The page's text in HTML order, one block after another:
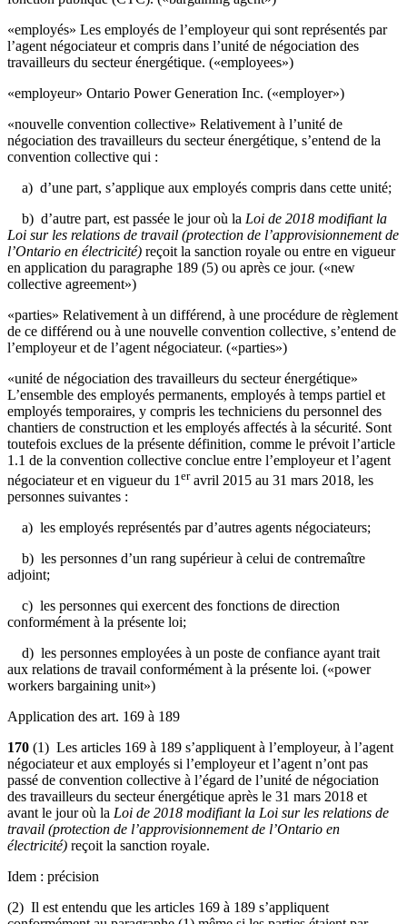
«employés» Les employés de l’employeur qui sont représentés par
l’agent négociateur et compris dans l’unité de négociation des
travailleurs du secteur énergétique. («employees»)
«employeur» Ontario Power Generation Inc. («employer»)
«nouvelle convention collective» Relativement à l’unité de
négociation des travailleurs du secteur énergétique, s’entend de la
convention collective qui :
a) d’une part, s’applique aux employés compris dans cette unité;
b) d’autre part, est passée le jour où la Loi de 2018 modifiant la
Loi sur les relations de travail (protection de l’approvisionnement de
l’Ontario en électricité) reçoit la sanction royale ou entre en vigueur
en application du paragraphe 189 (5) ou après ce jour. («new
collective agreement»)
«parties» Relativement à un différend, à une procédure de règlement
de ce différend ou à une nouvelle convention collective, s’entend de
l’employeur et de l’agent négociateur. («parties»)
«unité de négociation des travailleurs du secteur énergétique»
L’ensemble des employés permanents, employés à temps partiel et
employés temporaires, y compris les techniciens du personnel des
chantiers de construction et les employés affectés à la sécurité. Sont
toutefois exclues de la présente définition, comme le prévoit l’article
1.1 de la convention collective conclue entre l’employeur et l’agent
négociateur et en vigueur du 1 eravril 2015 au 31 mars 2018, les
personnes suivantes :
a) les employés représentés par d’autres agents négociateurs;
b) les personnes d’un rang supérieur à celui de contremaître
adjoint;
c) les personnes qui exercent des fonctions de direction
conformément à la présente loi;
d) les personnes employées à un poste de confiance ayant trait
aux relations de travail conformément à la présente loi. («power
workers bargaining unit»)
Application des art. 169 à 189
170 (1) Les articles 169 à 189 s’appliquent à l’employeur, à l’agent
négociateur et aux employés si l’employeur et l’agent n’ont pas
passé de convention collective à l’égard de l’unité de négociation
des travailleurs du secteur énergétique après le 31 mars 2018 et
avant le jour où la Loi de 2018 modifiant la Loi sur les relations de
travail (protection de l’approvisionnement de l’Ontario en
électricité) reçoit la sanction royale.
Idem : précision
(2) Il est entendu que les articles 169 à 189 s’appliquent